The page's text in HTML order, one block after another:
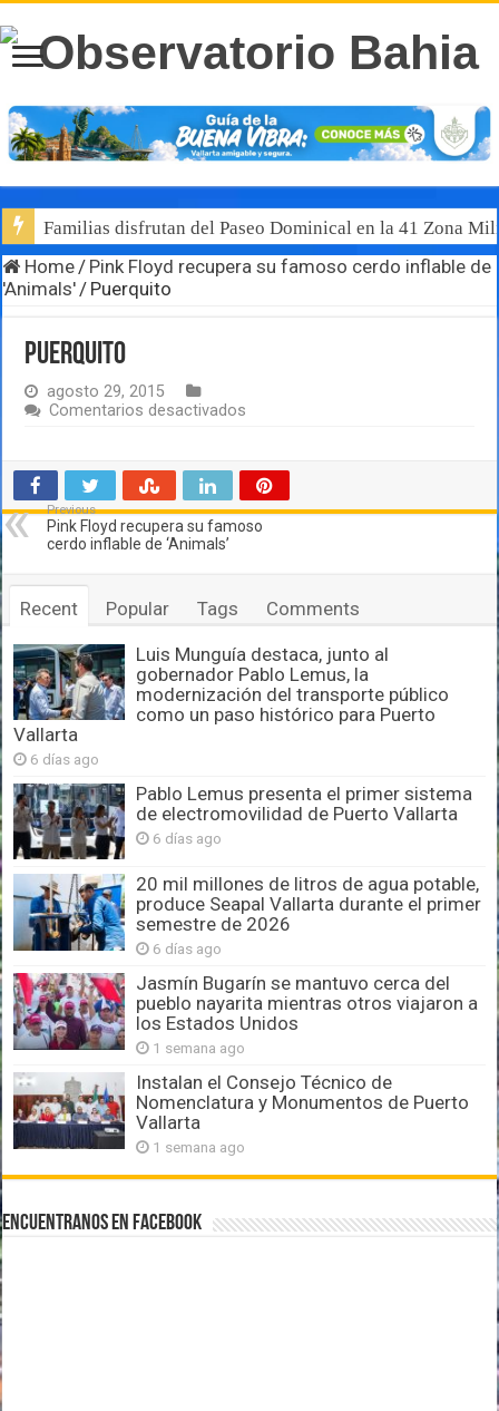
Familias disfrutan del Paseo Dominical en la 41 Zona
Home/ Pink Floyd recupera su famoso cerdo inflable de
'Animals'/ Puerquito
Puerquito
agosto 29, 2015
Comentarios desactivados
Previous
Pink Floyd recupera su famoso
cerdo inflable de ‘Animals’
Recent Popular Tags Comments
Luis Munguía destaca, junto al
gobernador Pablo Lemus, la
modernización del transporte público
como un paso histórico para Puerto
Vallarta
6 días ago
Pablo Lemus presenta el primer sistema
de electromovilidad de Puerto Vallarta
6 días ago
20 mil millones de litros de agua potable,
produce Seapal Vallarta durante el primer
semestre de 2026
6 días ago
Jasmín Bugarín se mantuvo cerca del
pueblo nayarita mientras otros viajaron a
los Estados Unidos
1 semana ago
Instalan el Consejo Técnico de
Nomenclatura y Monumentos de Puerto
Vallarta
1 semana ago
Encuentranos en Facebook